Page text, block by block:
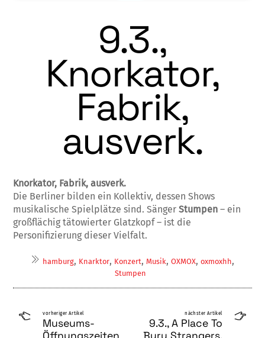
9.3.,
Knorkator,
Fabrik,
ausverk.
Knorkator, Fabrik, ausverk.
Die Berliner bilden ein Kollektiv, dessen Shows
musikalische Spielplätze sind. SängerStumpen – ein
großflächig tätowierter Glatzkopf – ist die
Personifizierung dieser Vielfalt.
hamburg, Knarktor, Konzert, Musik, OXMOX, oxmoxhh,
Stumpen
vorheriger Artikel
Museums-
Öffnungszeiten
nächster Artikel
9.3., A Place To
Bury Strangers,